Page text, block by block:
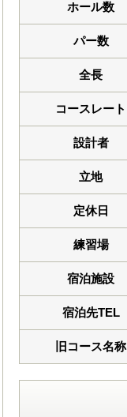
ホール数
パー数
全長
コースレート
設計者
立地
定休日
練習場
宿泊施設
宿泊先TEL
旧コース名称